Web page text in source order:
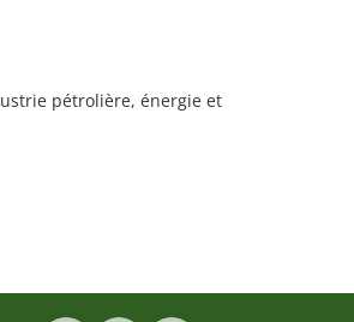
pétrolière, énergie et